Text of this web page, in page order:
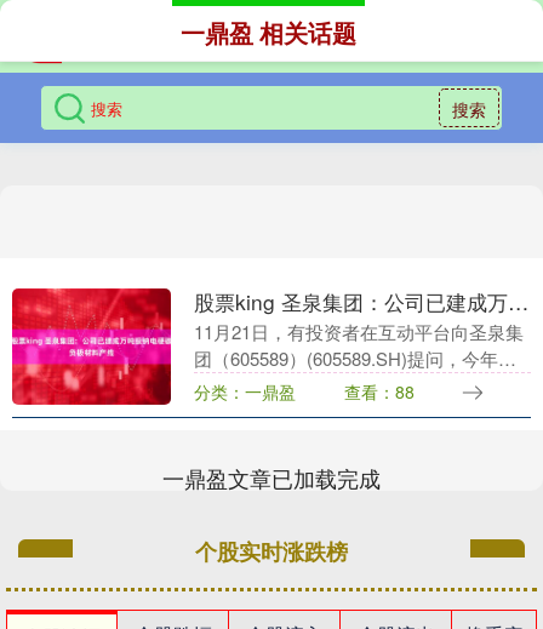
搜索
一鼎盈 相关话题
股票king 圣泉集团：公司已建成万吨级钠电硬碳负极材料产线
11月21日，有投资者在互动平台向圣泉集
团（605589）(605589.SH)提问，今年开
始钠电池今年开始放量，有统计上半年出
货量超3.5GW，同比增长100....
分类：一鼎盈 查看：88
一鼎盈文章已加载完成
个股实时涨跌榜